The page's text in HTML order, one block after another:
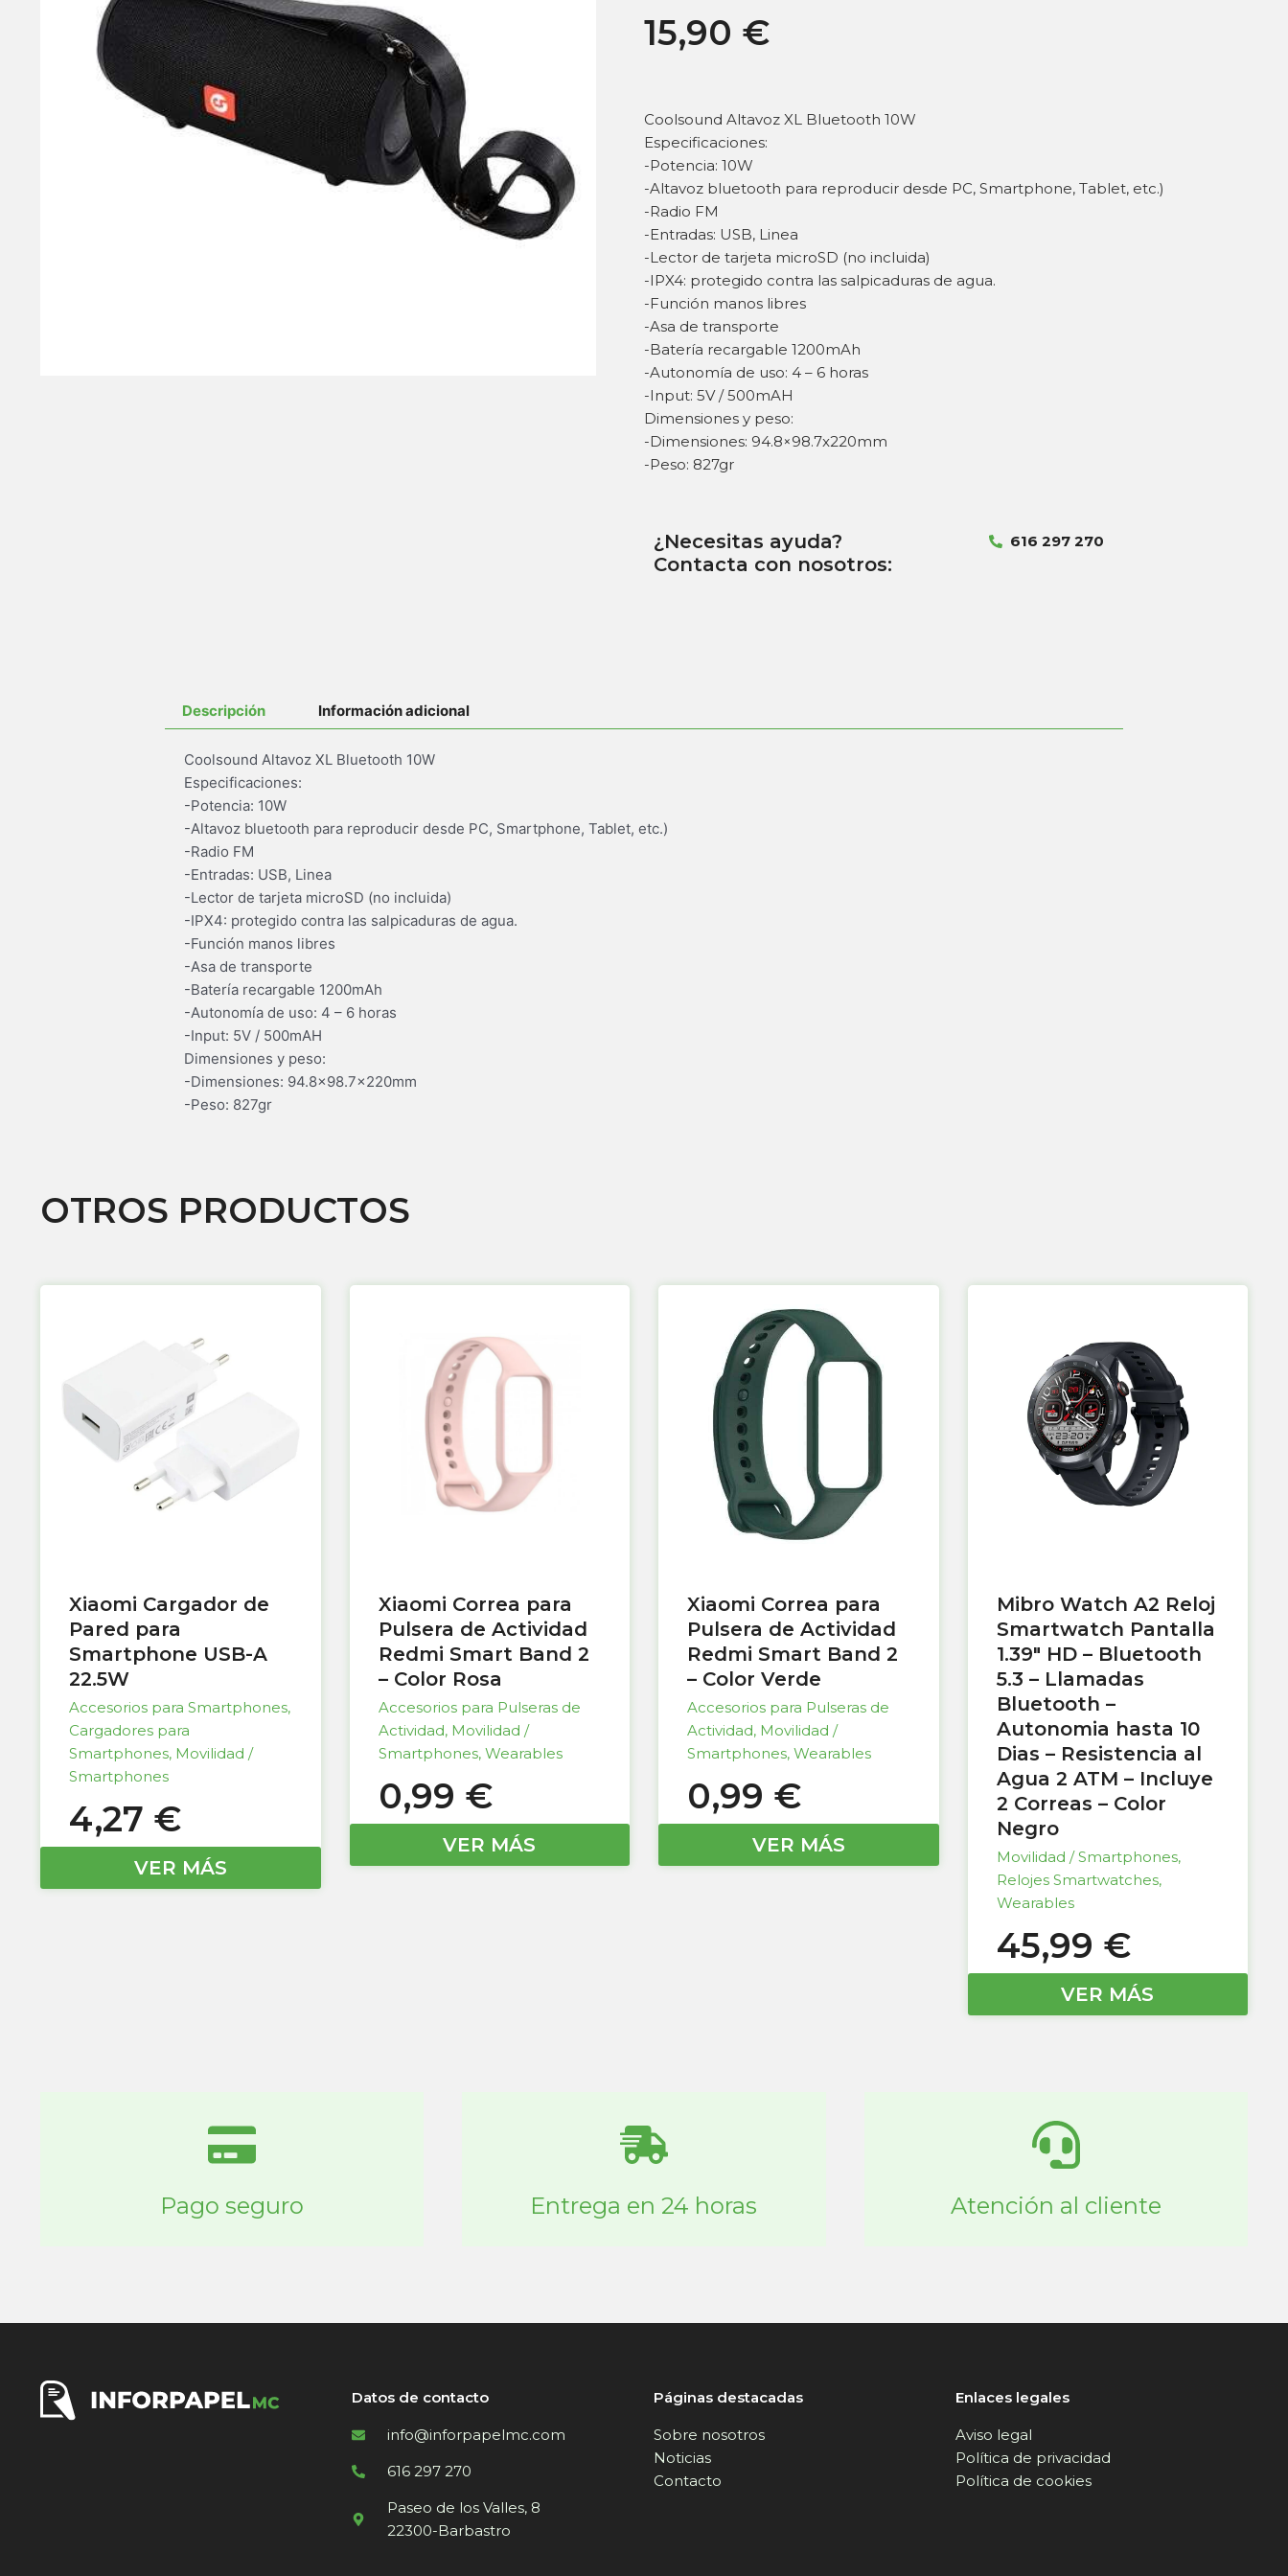
15,90 €
Coolsound Altavoz XL Bluetooth 10W
Especificaciones:
-Potencia: 10W
-Altavoz bluetooth para reproducir desde PC, Smartphone, Tablet, etc.)
-Radio FM
-Entradas: USB, Linea
-Lector de tarjeta microSD (no incluida)
-IPX4: protegido contra las salpicaduras de agua.
-Función manos libres
-Asa de transporte
-Batería recargable 1200mAh
-Autonomía de uso: 4 – 6 horas
-Input: 5V / 500mAH
Dimensiones y peso:
-Dimensiones: 94.8×98.7x220mm
-Peso: 827gr
¿Necesitas ayuda?
Contacta con nosotros:
616 297 270
Descripción Información adicional
Coolsound Altavoz XL Bluetooth 10W
Especificaciones:
-Potencia: 10W
-Altavoz bluetooth para reproducir desde PC, Smartphone, Tablet, etc.)
-Radio FM
-Entradas: USB, Linea
-Lector de tarjeta microSD (no incluida)
-IPX4: protegido contra las salpicaduras de agua.
-Función manos libres
-Asa de transporte
-Batería recargable 1200mAh
-Autonomía de uso: 4 – 6 horas
-Input: 5V / 500mAH
Dimensiones y peso:
-Dimensiones: 94.8×98.7x220mm
-Peso: 827gr
OTROS PRODUCTOS
Xiaomi Cargador de
Pared para
Smartphone USB-A
22.5W
Accesorios para Smartphones,
Cargadores para
Smartphones, Movilidad /
Smartphones
4,27 €
VER MÁS
Xiaomi Correa para
Pulsera de Actividad
Redmi Smart Band 2
– Color Rosa
Accesorios para Pulseras de
Actividad, Movilidad /
Smartphones, Wearables
0,99 €
VER MÁS
Xiaomi Correa para
Pulsera de Actividad
Redmi Smart Band 2
– Color Verde
Accesorios para Pulseras de
Actividad, Movilidad /
Smartphones, Wearables
0,99 €
VER MÁS
Mibro Watch A2 Reloj
Smartwatch Pantalla
1.39″ HD – Bluetooth
5.3 – Llamadas
Bluetooth –
Autonomia hasta 10
Dias – Resistencia al
Agua 2 ATM – Incluye
2 Correas – Color
Negro
Movilidad / Smartphones,
Relojes Smartwatches,
Wearables
45,99 €
VER MÁS
Pago seguro Entrega en 24 horas Atención al cliente
Datos de contacto
info@inforpapelmc.com
616 297 270
Paseo de los Valles, 8
22300-Barbastro
Páginas destacadas
Sobre nosotros
Noticias
Contacto
Enlaces legales
Aviso legal
Política de privacidad
Política de cookies